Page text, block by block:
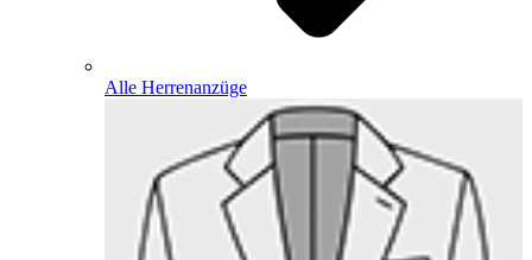
Alle Herrenanzüge